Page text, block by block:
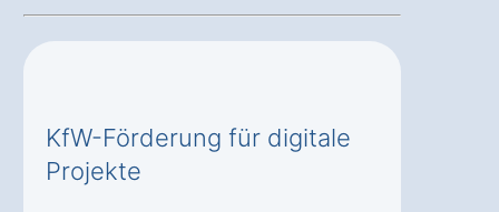
KfW-Förderung für digitale
Projekte